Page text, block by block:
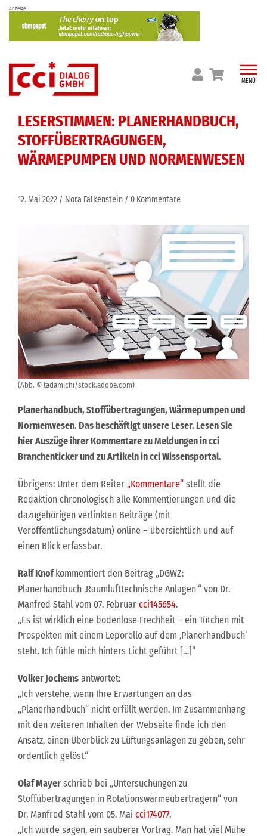
Skip
content
Anzeige
MENÜ
LESERSTIMMEN: PLANERHANDBUCH,
STOFFÜBERTRAGUNGEN,
WÄRMEPUMPEN UND NORMENWESEN
12. Mai 2022 Nora Falkenstein 0 Kommentare
(Abb. © tadamichi/stock.adobe.com)
Planerhandbuch, Stoffübertragungen, Wärmepumpen und
Normenwesen. Das beschäftigt unsere Leser. Lesen Sie
hier Auszüge ihrer Kommentare zu Meldungen in cci
Branchenticker und zu Artikeln in cci Wissensportal.
Übrigens: Unter dem Reiter „Kommentare“ stellt die
Redaktion chronologisch alle Kommentierungen und die
dazugehörigen verlinkten Beiträge (mit
Veröffentlichungsdatum) online – übersichtlich und auf
einen Blick erfassbar.
Ralf Knofkommentiert den Beitrag „DGWZ:
Planerhandbuch ‚Raumlufttechnische Anlagen'“ von Dr.
Manfred Stahl vom 07. Februar cci145654.
„Es ist wirklich eine bodenlose Frechheit – ein Tütchen mit
Prospekten mit einem Leporello auf dem ‚Planerhandbuch‘
steht. Ich fühle mich hinters Licht geführt […]“
Volker Jochems antwortet:
„Ich verstehe, wenn Ihre Erwartungen an das
„Planerhandbuch“ nicht erfüllt werden. Im Zusammenhang
mit den weiteren Inhalten der Webseite finde ich den
Ansatz, einen Überblick zu Lüftungsanlagen zu geben, sehr
ordentlich gelöst.“
Olaf Mayer schrieb bei „Untersuchungen zu
Stoffübertragungen in Rotationswärmeübertragern“ von
Dr. Manfred Stahl vom 05. Mai cci174077.
„Ich würde sagen, ein sauberer Vortrag. Man hat viel Mühe